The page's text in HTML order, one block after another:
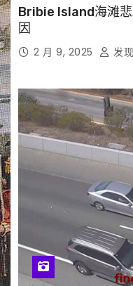
Bribie Island海滩
因
2 月 9, 2025 发